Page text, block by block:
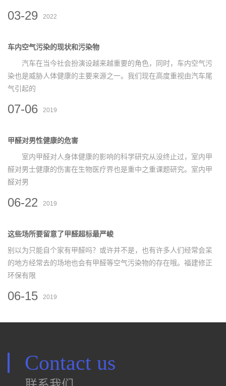
03-29 2022
车内空气污染的现状和污染物
汽车在当今社会扮演设越来越重要的角色，同时，车内空气污
染也是威胁人体健康的主要来源之一。我们现在高度重视由汽车尾
气引起的
07-06 2019
甲醛对男性健康的危害
室内甲醛对人身体健康的影响的科学研究从没终止过，室内甲
醛对男士健康的伤害在生物医疗界也是重中之重课题研究。室内甲
醛对男
06-22 2019
这些场所要留意了甲醛超标最严峻
别以为只能自个家有甲醛吗？或许并不是，也有许多人们经常会呆
的地方经常去的场地也会有甲醛等空气污染物的存在哦。福建修正
环保有限
06-15 2019
Contact us